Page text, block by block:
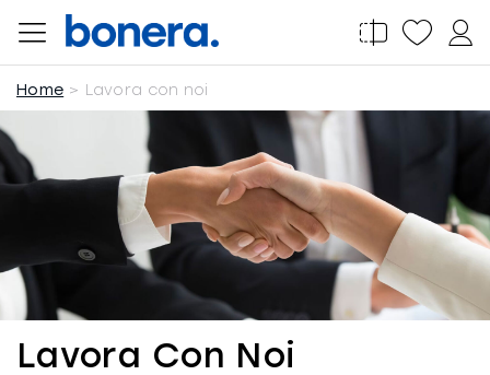
Salta
contenuto
Home Lavora con noi
Lavora Con Noi